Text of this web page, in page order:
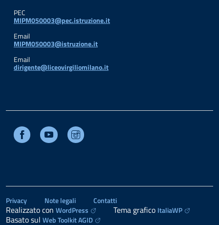
PEC
MIPM050003@pec.istruzione.it
Email
MIPM050003@istruzione.it
Email
dirigente@liceovirgiliomilano.it
Facebook Youtube
Privacy Note legali Contatti
Realizzato con WordPress Tema grafico ItaliaWP
Basato sul Web Toolkit AGID